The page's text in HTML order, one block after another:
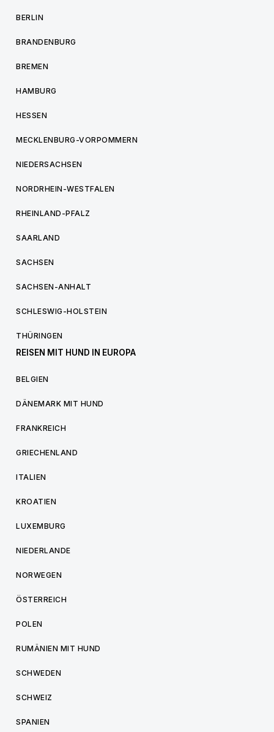
BERLIN
BRANDENBURG
BREMEN
HAMBURG
HESSEN
MECKLENBURG-VORPOMMERN
NIEDERSACHSEN
NORDRHEIN-WESTFALEN
RHEINLAND-PFALZ
SAARLAND
SACHSEN
SACHSEN-ANHALT
SCHLESWIG-HOLSTEIN
THÜRINGEN
REISEN MIT HUND IN EUROPA
BELGIEN
DÄNEMARK MIT HUND
FRANKREICH
GRIECHENLAND
ITALIEN
KROATIEN
LUXEMBURG
NIEDERLANDE
NORWEGEN
ÖSTERREICH
POLEN
RUMÄNIEN MIT HUND
SCHWEDEN
SCHWEIZ
SPANIEN